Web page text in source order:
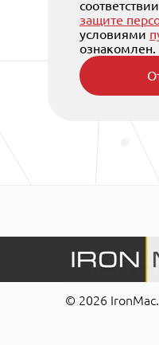
защите
условиями
ознакомлен.
© 2026